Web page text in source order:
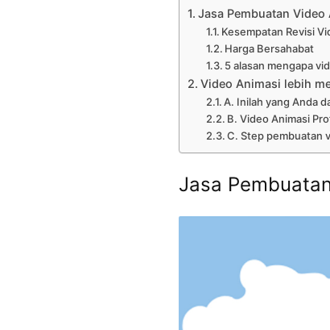
Jasa Pembuatan Video
Kesempatan Revisi
Harga Bersahabat
5 alasan mengapa
Video Animasi lebih
A. Inilah yang Anda
B. Video Animasi
C. Step pembuatan
Jasa